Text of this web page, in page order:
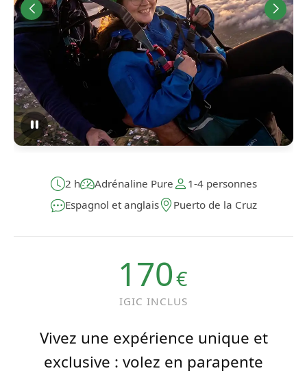
2 h Adrénaline Pure
1-4 personnes
Espagnol et anglais
Puerto de la Cruz
170€
IGIC INCLUS
Vivez une expérience unique et
exclusive : volez en parapente